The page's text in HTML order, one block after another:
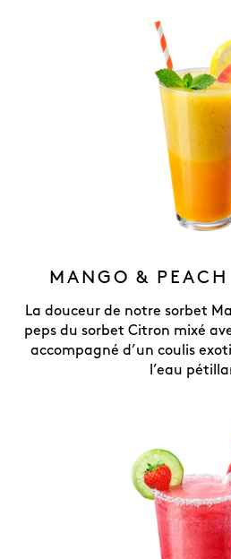
MANGO &
La douceur de notre sorbet
peps du sorbet Citron mixé
accompagné d’un coulis
l’eau